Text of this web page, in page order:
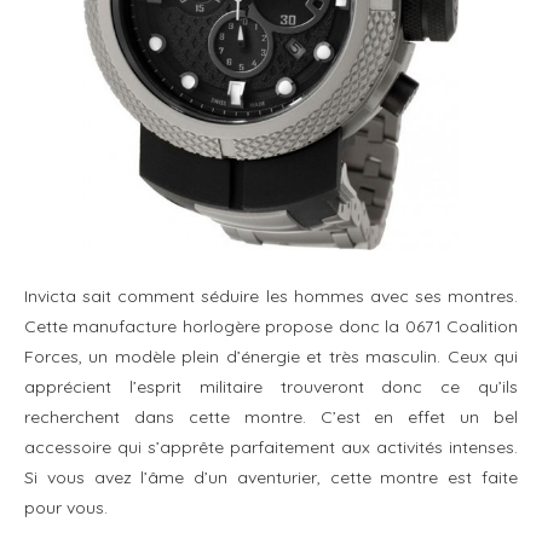
Invicta sait comment séduire les hommes avec ses montres.
Cette manufacture horlogère propose donc la 0671 Coalition
Forces, un modèle plein d’énergie et très masculin. Ceux qui
apprécient l’esprit militaire trouveront donc ce qu’ils
recherchent dans cette montre. C’est en effet un bel
accessoire qui s’apprête parfaitement aux activités intenses.
Si vous avez l’âme d’un aventurier, cette montre est faite
pour vous.